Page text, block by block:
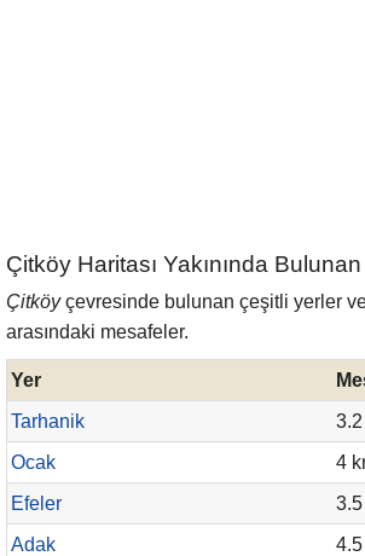
Çitköy Haritası Yakınında
Çitköyçevresinde bulunan çeşitli yerler
arasındaki mesafeler.
Yer
Tarhanik
Ocak
4
Efeler
Adak